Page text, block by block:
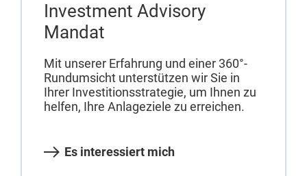
Investment Advisory
Mandat
Mit unserer Erfahrung und einer 360°-
Rundumsicht unterstützen wir Sie in
Ihrer Investitionsstrategie, um Ihnen zu
helfen, Ihre Anlageziele zu erreichen.
Es interessiert mich